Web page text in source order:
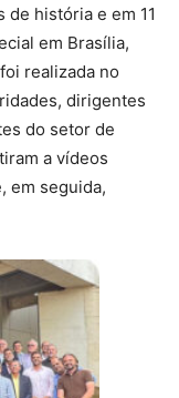
de história e em 11
em Brasília,
realizada no
dirigentes
do setor de
a vídeos
em seguida,